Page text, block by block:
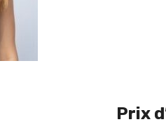
Prix